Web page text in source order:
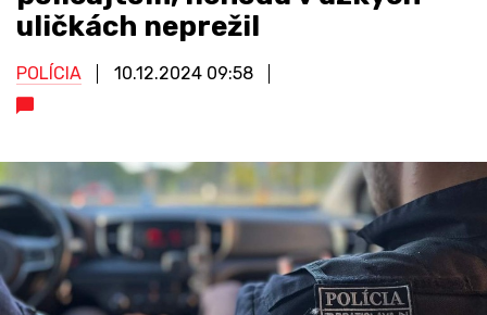
uličkách neprežil
POLÍCIA 10.12.2024 09:58